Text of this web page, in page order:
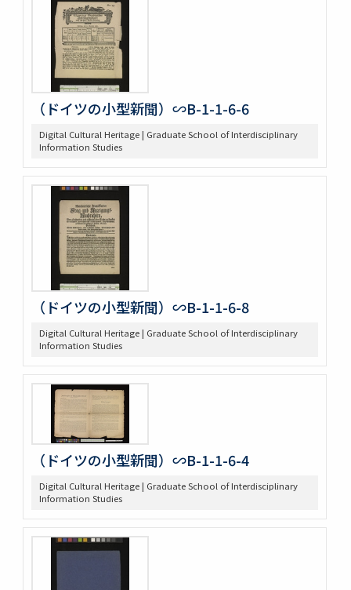
（ドイツの小型新聞）∽B-1-1-6-6
Digital Cultural Heritage | Graduate School of Interdisciplinary
Information Studies
（ドイツの小型新聞）∽B-1-1-6-8
Digital Cultural Heritage | Graduate School of Interdisciplinary
Information Studies
（ドイツの小型新聞）∽B-1-1-6-4
Digital Cultural Heritage | Graduate School of Interdisciplinary
Information Studies